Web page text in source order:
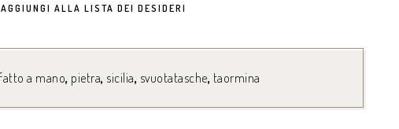
AGGIUNGI ALLA LISTA DEI DESIDERI
fatto a mano, pietra, sicilia, svuotatasche, taormina